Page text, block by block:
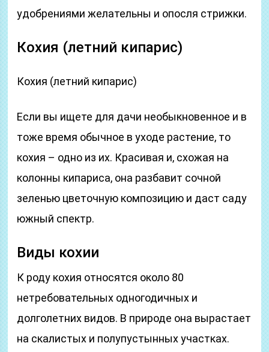
удобрениями желательны и опосля стрижки.
Кохия (летний кипарис)
Кохия (летний кипарис)
Если вы ищете для дачи необыкновенное и в
тоже время обычное в уходе растение, то
кохия – одно из их. Красивая и, схожая на
колонны кипариса, она разбавит сочной
зеленью цветочную композицию и даст саду
южный спектр.
Виды кохии
К роду кохия относятся около 80
нетребовательных одногодичных и
долголетних видов. В природе она вырастает
на скалистых и полупустынных участках.